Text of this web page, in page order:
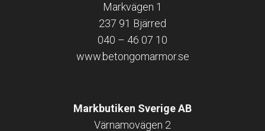
Markvägen 1
237 91 Bjärred
040 – 46 07 10
www.betongomarmor.se
Markbutiken Sverige AB
Värnamovägen 2